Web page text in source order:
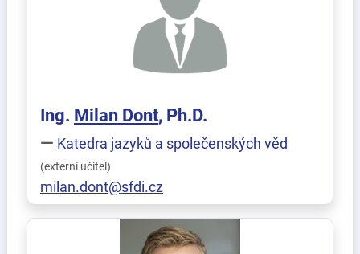
Ing. Milan Dont, Ph.D.
Katedra jazyků a společenských věd
(externí učitel)
milan.dont@sfdi.cz